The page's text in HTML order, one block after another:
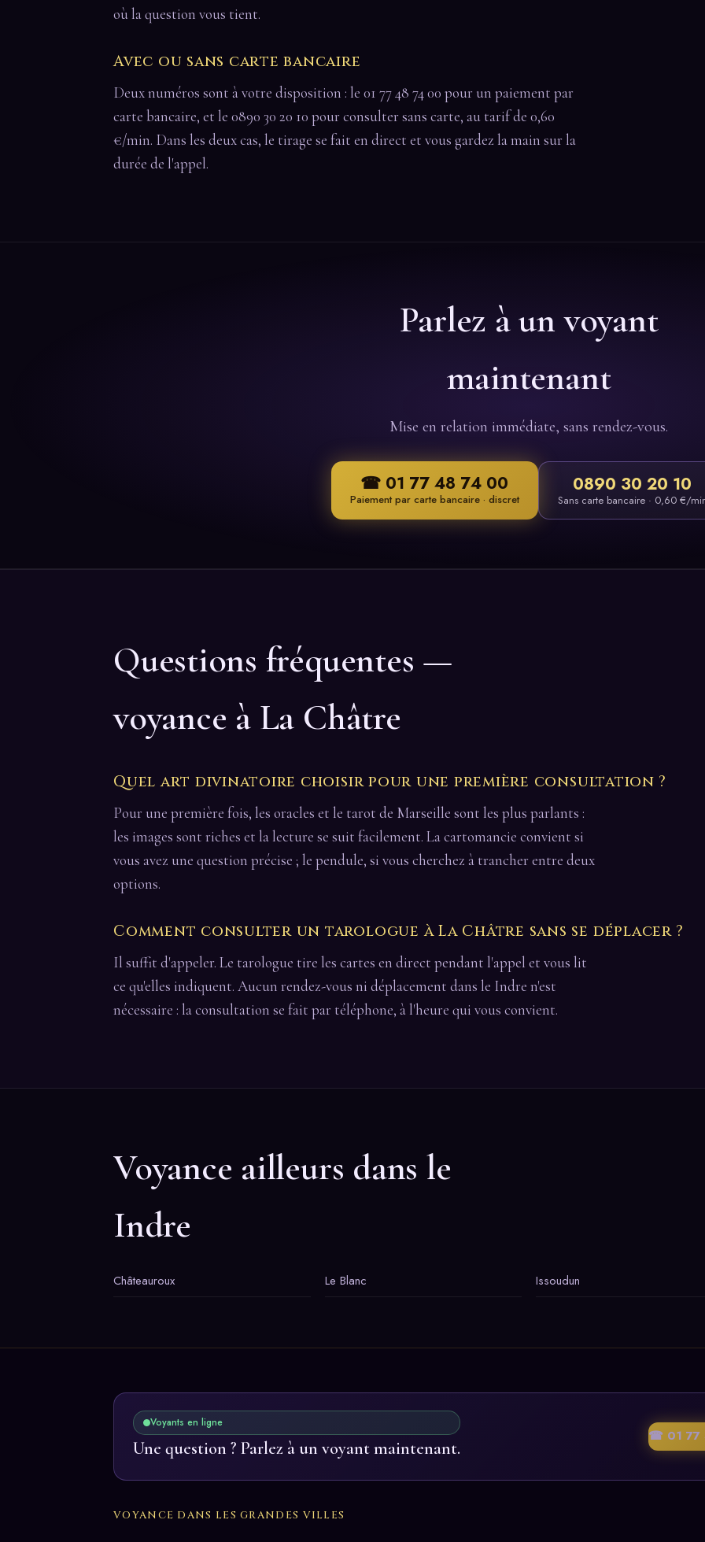
où la question vous tient.
Avec ou sans carte bancaire
Deux numéros sont à votre disposition : le 01 77 48 74 00 pour un paiement par
carte bancaire, et le 0890 30 20 10 pour consulter sans carte, au tarif de 0,60
€/min. Dans les deux cas, le tirage se fait en direct et vous gardez la main sur la
durée de l'appel.
Parlez à un voyant
maintenant
Mise en relation immédiate, sans rendez-vous.
☎ 01 77 48 74 00
Paiement par carte bancaire · discret
0890 30 20 10
Sans carte bancaire · 0,60 €/
Questions fréquentes —
voyance à La Châtre
Quel art divinatoire choisir pour une première consultation ?
Pour une première fois, les oracles et le tarot de Marseille sont les plus parlants :
les images sont riches et la lecture se suit facilement. La cartomancie convient si
vous avez une question précise ; le pendule, si vous cherchez à trancher entre deux
options.
Comment consulter un tarologue à La Châtre sans se déplacer ?
Il suffit d'appeler. Le tarologue tire les cartes en direct pendant l'appel et vous lit
ce qu'elles indiquent. Aucun rendez-vous ni déplacement dans le Indre n'est
nécessaire : la consultation se fait par téléphone, à l'heure qui vous convient.
Voyance ailleurs dans le
Indre
Châteauroux Le Blanc Issoudun
Voyants en ligne
Une question ? Parlez à un voyant maintenant.
☎ 01 77
VOYANCE DANS LES GRANDES VILLES